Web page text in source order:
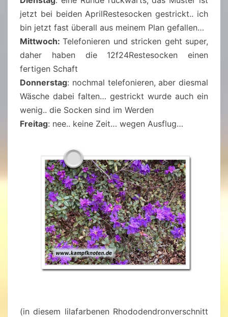
jetzt bei beiden AprilRestesocken gestrickt.. ich
bin jetzt fast überall aus meinem Plan gefallen…
Mittwoch:Telefonieren und stricken geht super,
daher haben die 12f24Restesocken einen
fertigen Schaft
Donnerstag: nochmal telefonieren, aber diesmal
Wäsche dabei falten… gestrickt wurde auch ein
wenig.. die Socken sind im Werden
Freitag: nee.. keine Zeit… wegen Ausflug…
(in diesem lilafarbenen Rhododendronverschnitt